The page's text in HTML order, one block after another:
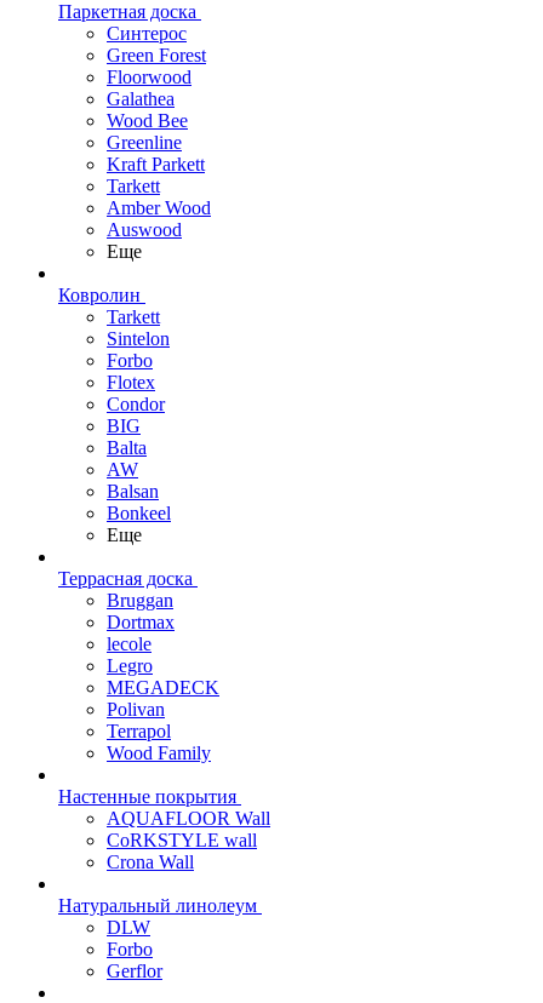
Паркетная доска
Синтерос
Green Forest
Floorwood
Galathea
Wood Bee
Greenline
Kraft Parkett
Tarkett
Amber Wood
Auswood
Еще
Ковролин
Tarkett
Sintelon
Forbo
Flotex
Condor
BIG
Balta
AW
Balsan
Bonkeel
Еще
Террасная доска
Bruggan
Dortmax
lecole
Legro
MEGADECK
Polivan
Terrapol
Wood Family
Настенные покрытия
AQUAFLOOR Wall
CoRKSTYLE wall
Crona Wall
Натуральный линолеум
DLW
Forbo
Gerflor